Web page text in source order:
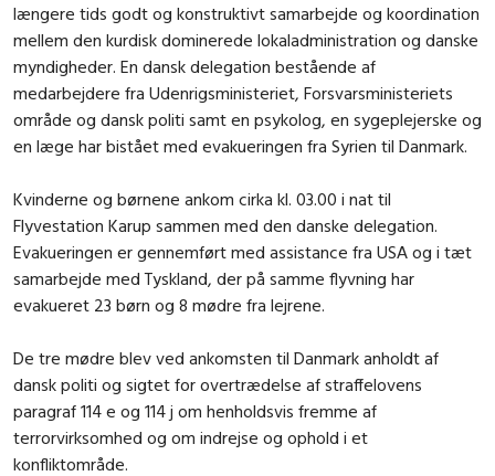
længere tids godt og konstruktivt samarbejde og koordination
mellem den kurdisk dominerede lokaladministration og danske
myndigheder. En dansk delegation bestående af
medarbejdere fra Udenrigsministeriet, Forsvarsministeriets
område og dansk politi samt en psykolog, en sygeplejerske og
en læge har bistået med evakueringen fra Syrien til Danmark.
Kvinderne og børnene ankom cirka kl. 03.00 i nat til
Flyvestation Karup sammen med den danske delegation.
Evakueringen er gennemført med assistance fra USA og i tæt
samarbejde med Tyskland, der på samme flyvning har
evakueret 23 børn og 8 mødre fra lejrene.
De tre mødre blev ved ankomsten til Danmark anholdt af
dansk politi og sigtet for overtrædelse af straffelovens
paragraf 114 e og 114 j om henholdsvis fremme af
terrorvirksomhed og om indrejse og ophold i et
konfliktområde.